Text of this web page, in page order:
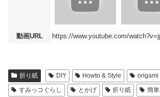
動画URL https://www.youtube.com/
折り紙 DIY Howto & Style origami
すみっコぐらし
とかげ 折り紙 簡